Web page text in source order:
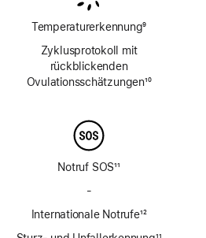
Temperaturerkennung
Fußnote
9
Zyklusprotokoll mit
rückblickenden
Ovulations­schätzungen10
Notruf SOS11
-
Notruf
SOS
Internationale Notrufe
Fußnote
12